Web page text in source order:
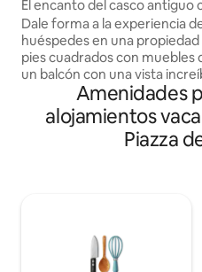
El encanto del casco antiguo
vistas
Dale forma a la experiencia
huéspedes en una
pies cuadrados con muebles
un balcón con una vista
plaza más emblemática del
Antiguo. Los sitios
los frescos de Giotto o la
Antonio, así como los
acondicionado en toda la casa,
lavandería. Zona sin tráfico, los
Amenidades
alojamientos
Piazza